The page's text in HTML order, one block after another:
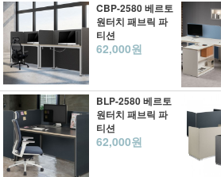
CBP-2580 베르토
원터치 패브릭 파
티션
62,000원
BLP-2580 베르토
원터치 패브릭 파
티션
62,000원